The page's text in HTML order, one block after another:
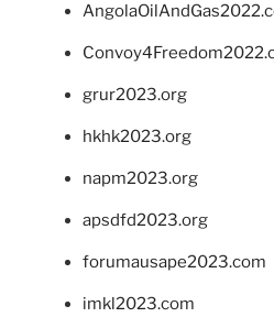
grur2023.org
hkhk2023.org
napm2023.org
apsdfd2023.org
forumausape2023.com
imkl2023.com